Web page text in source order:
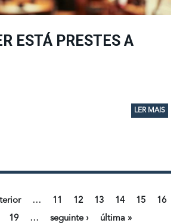
ESTÁ PRESTES A
LER MAIS
… 11 12 13 14 15
16
19 … seguinte › última »